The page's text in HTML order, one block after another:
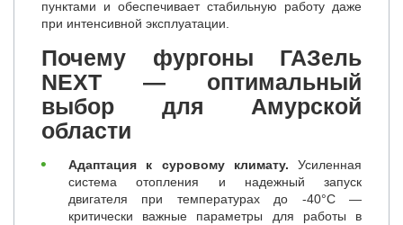
пунктами и обеспечивает стабильную работу даже
при интенсивной эксплуатации.
Почему фургоны ГАЗель
NEXT — оптимальный
выбор для Амурской
области
Адаптация к суровому климату. Усиленная
система отопления и надежный запуск
двигателя при температурах до -40°C —
критически важные параметры для работы в